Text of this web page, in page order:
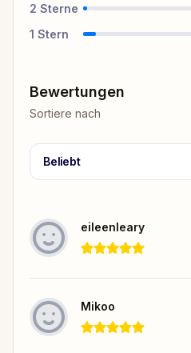
2 Sterne
1 Stern
Bewertungen
Sortiere nach
Beliebt
eileenleary
Mikoo